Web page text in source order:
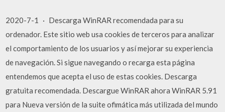
2020-7-1 · Descarga WinRAR recomendada para su
ordenador. Este sitio web usa cookies de terceros para analizar
el comportamiento de los usuarios y así mejorar su experiencia
de navegación. Si sigue navegando o recarga esta página
entendemos que acepta el uso de estas cookies. Descarga
gratuita recomendada. Descargue WinRAR ahora WinRAR 5.91
para Nueva versión de la suite ofimática más utilizada del mundo